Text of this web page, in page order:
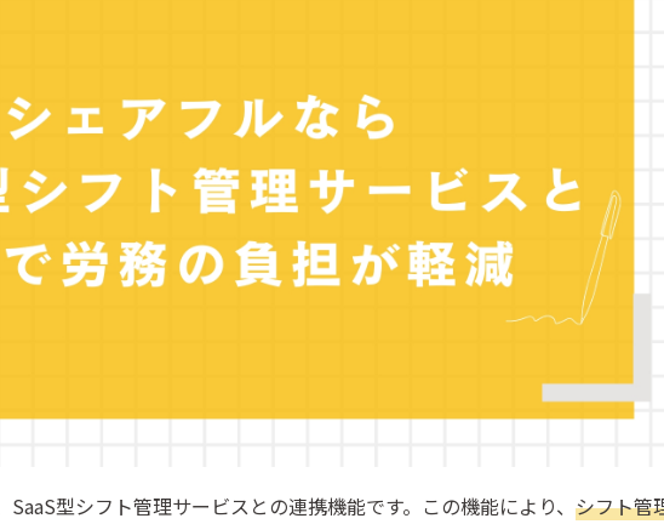
れ
業
ストを削減し長期採用も可能
型シフト管理サービスとの連携機能です。この機能により、 シフト管